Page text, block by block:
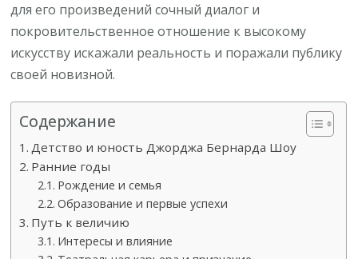
для его произведений сочный диалог и
покровительственное отношение к высокому
искусству искажали реальность и поражали публику
своей новизной.
Содержание
Детство и юность Джорджа Бернарда Шоу
Ранние годы
Рождение и семья
Образование и первые успехи
Путь к величию
Интересы и влияние